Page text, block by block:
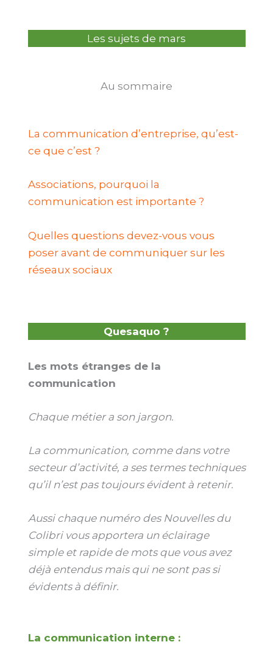
Les sujets de mars
Au sommaire
La communication d’entreprise, qu’est-
ce que c’est ?
Associations, pourquoi la
communication est importante ?
Quelles questions devez-vous vous
poser avant de communiquer sur les
réseaux sociaux
Quesaquo ?
Les mots étranges de la
communication
Chaque métier a son jargon.
La communication, comme dans votre
secteur d’activité, a ses termes techniques
qu’il n’est pas toujours évident à retenir.
Aussi chaque numéro des Nouvelles du
Colibri vous apportera un éclairage
simple et rapide de mots que vous avez
déjà entendus mais qui ne sont pas si
évidents à définir.
La communication interne :